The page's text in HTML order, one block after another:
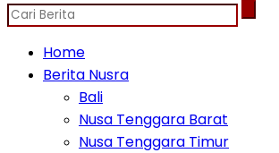
Home
Berita Nusra
Bali
Nusa Tenggara Barat
Nusa Tenggara Timur